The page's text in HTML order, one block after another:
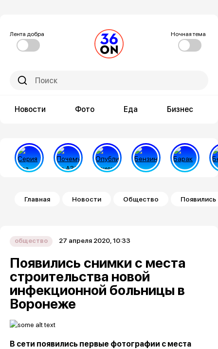
Лента добра Ночная тема
Новости Фото Еда Бизнес
Строка навигации
Главная Новости Общество
общество 27 апреля 2020, 10:33
Появились снимки с места
строительства новой
инфекционной больницы в
Воронеже
В сети появились первые фотографии с места